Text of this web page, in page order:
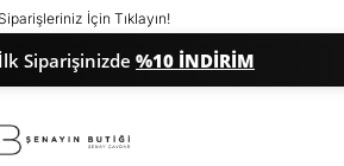
Siparişinizde %10 İNDİRİM
İçin Tıklayın!